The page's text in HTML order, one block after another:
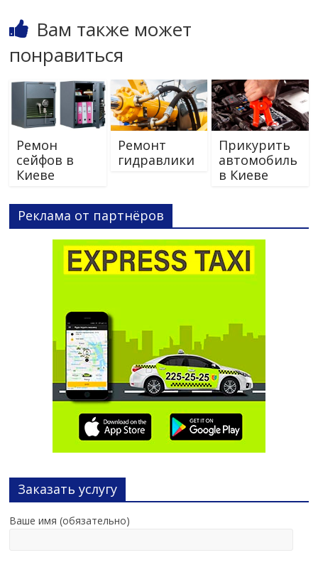
Вам также может
понравиться
Ремон
сейфов в
Киеве
Ремонт
гидравлики
Прикурить
автомобиль
в Киеве
Реклама от партнёров
Заказать услугу
Ваше имя (обязательно)